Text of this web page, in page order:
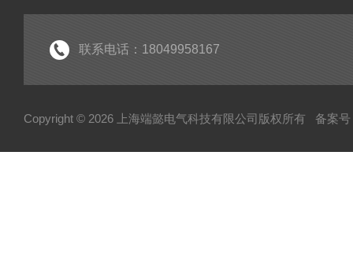
联系电话：18049958167
Copyright © 2026 上海端懿电气科技有限公司版权所有 备案号